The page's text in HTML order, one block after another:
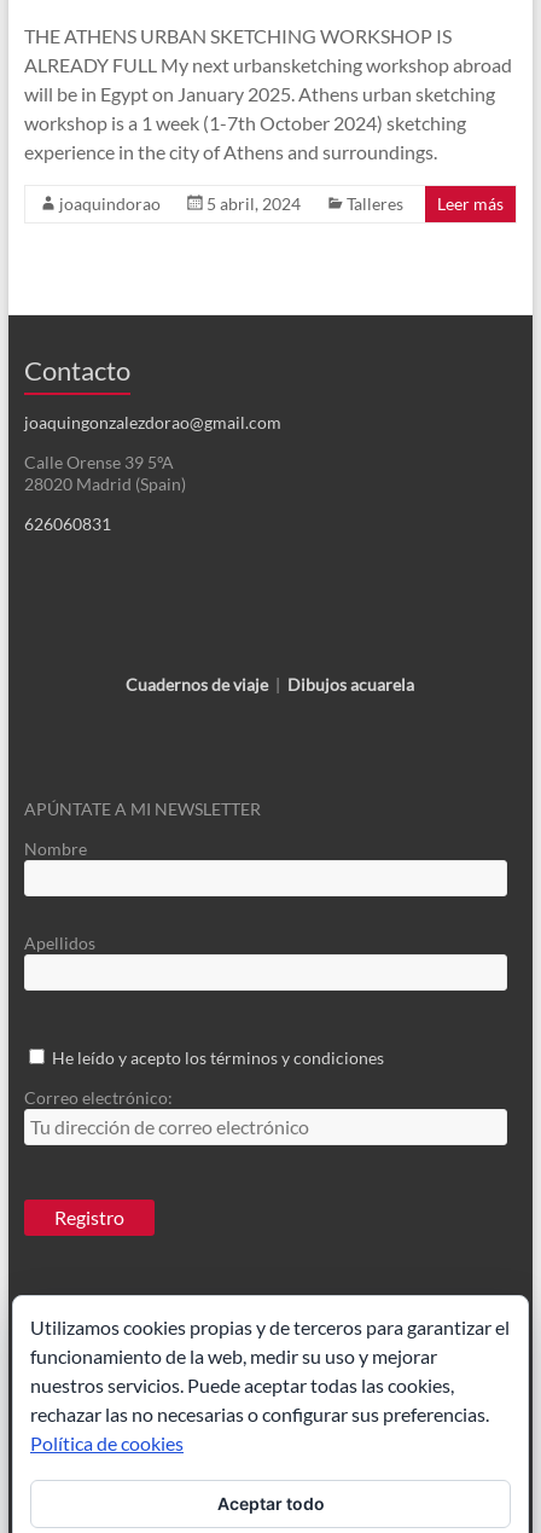
THE ATHENS URBAN SKETCHING WORKSHOP IS
ALREADY FULL My next urbansketching workshop abroad
will be in Egypt on January 2025. Athens urban sketching
workshop is a 1 week (1-7th October 2024) sketching
experience in the city of Athens and surroundings.
joaquindorao 5 abril, 2024 Talleres Leer más
Contacto
joaquingonzalezdorao@gmail.com
Calle Orense 39 5ºA
28020 Madrid (Spain)
626060831
Cuadernos de viaje| Dibujos acuarela
APÚNTATE A MI NEWSLETTER
Nombre
Apellidos
He leído y acepto los términos y condiciones
Correo electrónico:
Ilustrador Madrid|Paisajes acuarela
Ilustración de cuentos|Ilustrador freelance
Utilizamos cookies propias y de terceros para garantizar el
funcionamiento de la web, medir su uso y mejorar
nuestros servicios. Puede aceptar todas las cookies,
rechazar las no necesarias o configurar sus preferencias.
Política de cookies
Aceptar todo